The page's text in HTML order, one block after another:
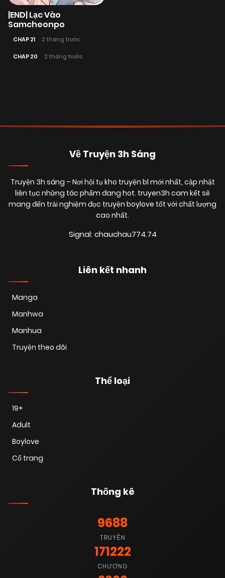
|END| Lạc Vào
Samcheonpo
CHAP 21 2 tháng trước
CHAP 20 2 tháng trước
Về Truyện 3h Sáng
Truyện 3h sáng – Nơi hội tụ kho truyện bl mới nhất, cập nhật
liên tục những tác phẩm đang hot. truyen3h cam kết sẽ
mang đến trải nghiệm đọc truyện boylove tốt với chất lượng
cao nhất.
Signal: chauchau774.74
Liên kết nhanh
Manga
Manhwa
Manhua
Truyện theo dõi
Thể loại
19+
Adult
Boylove
Cổ trang
Thống kê
9688
TRUYỆN
171222
CHƯƠNG